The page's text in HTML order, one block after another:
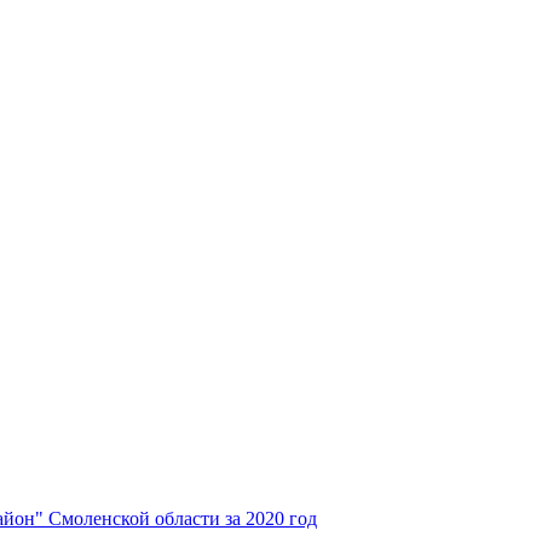
Смоленской области за 2020 год